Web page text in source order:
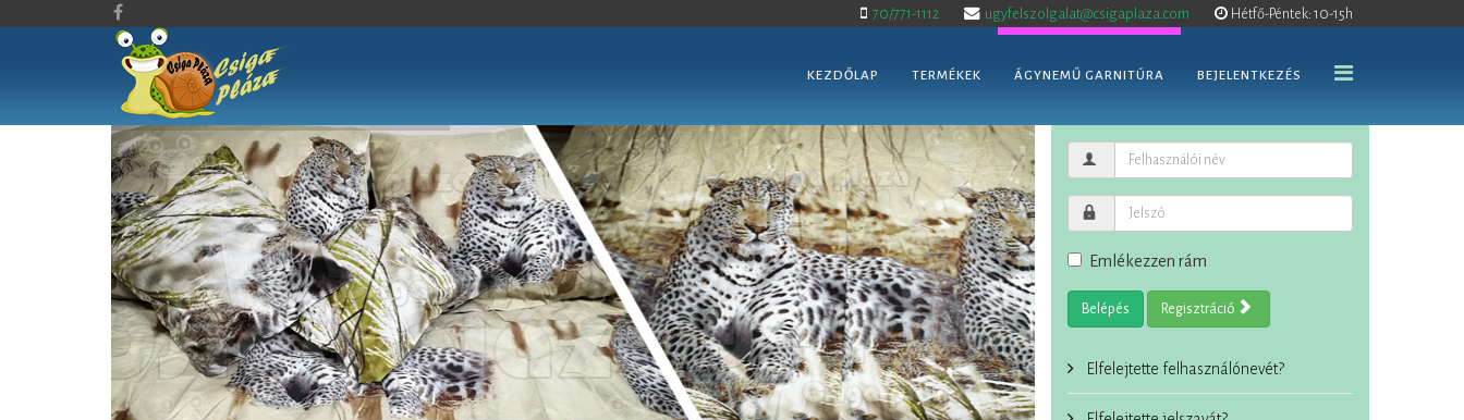
70/771-1112 ugyfelszolgalat@csigaplaza.com Hétfő-Péntek: 10-15h
KEZDŐLAP TERMÉKEK ÁGYNEMŰ GARNITÚRA BEJELENTKEZÉS
Emlékezzen rám
Belépés Regisztráció
Elfelejtette felhasználónevét?